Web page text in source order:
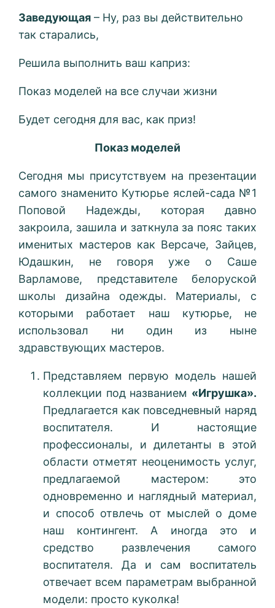
Заведующая – Ну, раз вы действительно
так старались,
Решила выполнить ваш каприз:
Показ моделей на все случаи жизни
Будет сегодня для вас, как приз!
Показ моделей
Сегодня мы присутствуем на презентации
самого знаменито Кутюрье яслей-сада №1
Поповой Надежды, которая давно
закроила, зашила и заткнула за пояс таких
именитых мастеров как Версаче, Зайцев,
Юдашкин, не говоря уже о Саше
Варламове, представителе белоруской
школы дизайна одежды. Материалы, с
которыми работает наш кутюрье, не
использовал ни один из ныне
здравствующих мастеров.
Представляем первую модель нашей
коллекции под названием «Игрушка».
Предлагается как повседневный наряд
воспитателя. И настоящие
профессионалы, и дилетанты в этой
области отметят неоценимость услуг,
предлагаемой мастером: это
одновременно и наглядный материал,
и способ отвлечь от мыслей о доме
наш контингент. А иногда это и
средство развлечения самого
воспитателя. Да и сам воспитатель
отвечает всем параметрам выбранной
модели: просто куколка!